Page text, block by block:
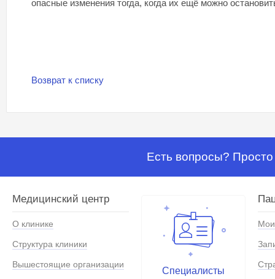
опасные изменения тогда, когда их ещё можно
Возврат к списку
Есть вопросы?
Медицинский центр
О клинике
Структура клиники
Вышестоящие организации
Специалисты